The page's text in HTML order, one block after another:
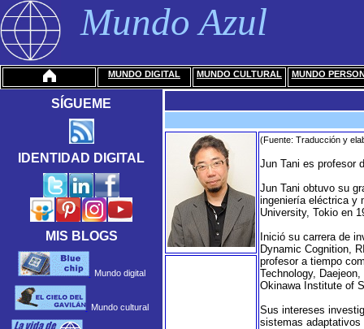
Mundo Azul
MUNDO DIGITAL MUNDO CULTURAL MUNDO
SÍGUEME
IDENTIDAD DIGITAL
MIS BLOGS
Mundo digital
Mundo cultural
(Fuente: Traducción y
Jun Tani es profesor
Jun Tani obtuvo su
ingeniería eléctrica y
University, Tokio en
Inició su carrera de
Dynamic Cognition,
profesor a tiempo
Technology,
Okinawa Institute of
Sus intereses
sistemas adaptativos